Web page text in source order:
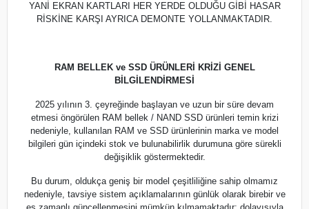
YANİ EKRAN KARTLARI HER YERDE OLDUĞU GİBİ HASAR
RİSKİNE KARŞI AYRICA DEMONTE YOLLANMAKTADIR.
RAM BELLEK ve SSD ÜRÜNLERİ KRİZİ GENEL
BİLGİLENDİRMESİ
2025 yılının 3. çeyreğinde başlayan ve uzun bir süre devam
etmesi öngörülen RAM bellek / NAND SSD ürünleri temin krizi
nedeniyle, kullanılan RAM ve SSD ürünlerinin marka ve model
bilgileri gün içindeki stok ve bulunabilirlik durumuna göre sürekli
değişiklik göstermektedir.
Bu durum, oldukça geniş bir model çeşitliliğine sahip olmamız
nedeniyle, tavsiye sistem açıklamalarının günlük olarak birebir ve